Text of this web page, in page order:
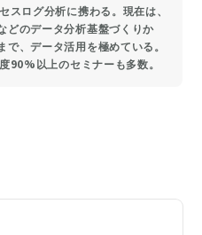
スログ分析に携わる。現在は、
どのデータ分析基盤づくりか
、データ活用を極めている。
90%以上のセミナーも多数。